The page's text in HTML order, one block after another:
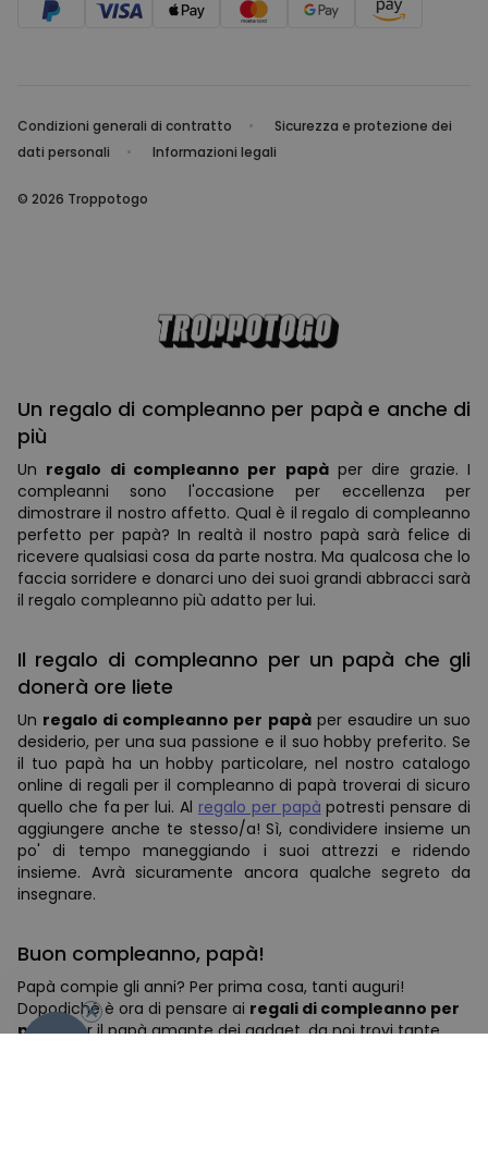
Condizioni generali di contratto
Sicurezza e protezione dei
dati personali
Informazioni legali
© 2026 Troppotogo
Un regalo di compleanno per papà e anche di
più
Un regalo di compleanno per papàper dire grazie. I
compleanni sono l'occasione per eccellenza per
dimostrare il nostro affetto. Qual è il regalo di compleanno
perfetto per papà? In realtà il nostro papà sarà felice di
ricevere qualsiasi cosa da parte nostra. Ma qualcosa che lo
faccia sorridere e donarci uno dei suoi grandi abbracci sarà
il regalo compleanno più adatto per lui.
Il regalo di compleanno per un papà che gli
donerà ore liete
Un regalo di compleanno per papàper esaudire un suo
desiderio, per una sua passione e il suo hobby preferito. Se
il tuo papà ha un hobby particolare, nel nostro catalogo
online di regali per il compleanno di papà troverai di sicuro
quello che fa per lui. Al regalo per papà potresti pensare di
aggiungere anche te stesso/a! Sì, condividere insieme un
po' di tempo maneggiando i suoi attrezzi e ridendo
insieme. Avrà sicuramente ancora qualche segreto da
insegnare.
Buon compleanno, papà!
Papà compie gli anni? Per prima cosa, tanti auguri!
Dopodiché è ora di pensare ai regali di compleanno per
papà. Per il papà amante dei gadget, da noi trovi tante
-10%